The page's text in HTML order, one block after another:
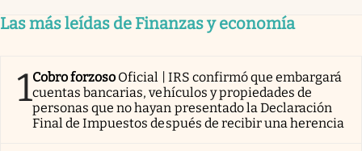
Las más leídas de Finanzas y economía
1Cobro forzoso Oficial | IRS confirmó que embargará
cuentas bancarias, vehículos y propiedades de
personas que no hayan presentado la Declaración
Final de Impuestos después de recibir una herencia